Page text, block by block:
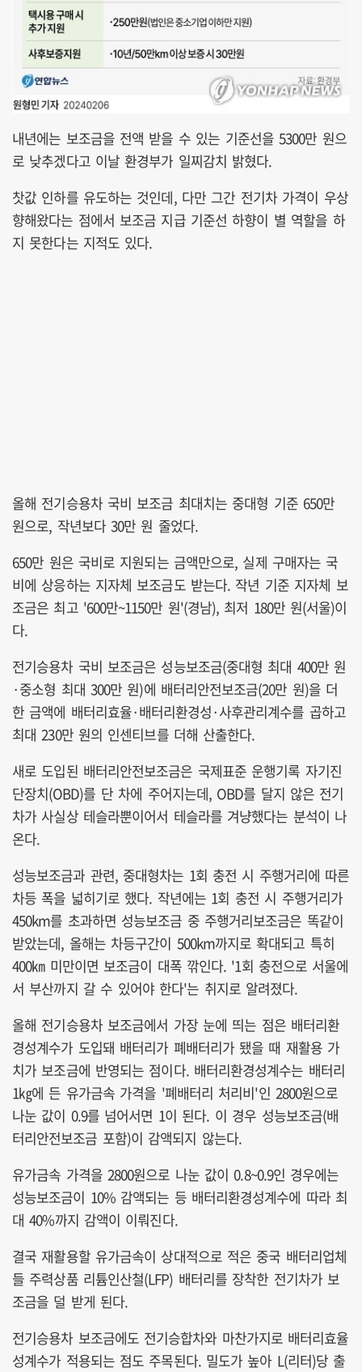
내년에는 보조금을 전액 받을 수 있는 기준선을 5300만 원으
로 낮추겠다고 이날 환경부가 일찌감치 밝혔다.
찻값 인하를 유도하는 것인데, 다만 그간 전기차 가격이 우상
향해왔다는 점에서 보조금 지급 기준선 하향이 별 역할을 하
지 못한다는 지적도 있다.
올해 전기승용차 국비 보조금 최대치는 중대형 기준 650만
원으로, 작년보다 30만 원 줄었다.
650만 원은 국비로 지원되는 금액만으로, 실제 구매자는 국
비에 상응하는 지자체 보조금도 받는다. 작년 기준 지자체 보
조금은 최고 '600만~1150만 원'(경남), 최저 180만 원(서울)이
다.
전기승용차 국비 보조금은 성능보조금(중대형 최대 400만 원
·중소형 최대 300만 원)에 배터리안전보조금(20만 원)을 더
한 금액에 배터리효율·배터리환경성·사후관리계수를 곱하고
최대 230만 원의 인센티브를 더해 산출한다.
새로 도입된 배터리안전보조금은 국제표준 운행기록 자기진
단장치(OBD)를 단 차에 주어지는데, OBD를 달지 않은 전기
차가 사실상 테슬라뿐이어서 테슬라를 겨냥했다는 분석이 나
온다.
성능보조금과 관련, 중대형차는 1회 충전 시 주행거리에 따른
차등 폭을 넓히기로 했다. 작년에는 1회 충전 시 주행거리가
450km를 초과하면 성능보조금 중 주행거리보조금은 똑같이
받았는데, 올해는 차등구간이 500km까지로 확대되고 특히
400㎞ 미만이면 보조금이 대폭 깎인다. '1회 충전으로 서울에
서 부산까지 갈 수 있어야 한다'는 취지로 알려졌다.
올해 전기승용차 보조금에서 가장 눈에 띄는 점은 배터리환
경성계수가 도입돼 배터리가 폐배터리가 됐을 때 재활용 가
치가 보조금에 반영되는 점이다. 배터리환경성계수는 배터리
1㎏에 든 유가금속 가격을 '폐배터리 처리비'인 2800원으로
나눈 값이 0.9를 넘어서면 1이 된다. 이 경우 성능보조금(배
터리안전보조금 포함)이 감액되지 않는다.
유가금속 가격을 2800원으로 나눈 값이 0.8~0.9인 경우에는
성능보조금이 10% 감액되는 등 배터리환경성계수에 따라 최
대 40%까지 감액이 이뤄진다.
결국 재활용할 유가금속이 상대적으로 적은 중국 배터리업체
들 주력상품 리튬인산철(LFP) 배터리를 장착한 전기차가 보
조금을 덜 받게 된다.
전기승용차 보조금에도 전기승합차와 마찬가지로 배터리효율
성계수가 적용되는 점도 주목된다. 밀도가 높아 L(리터)당 출